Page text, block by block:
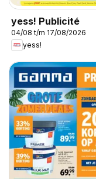
yess! Publicité
04/08 t/m 17/08/2026
yess!